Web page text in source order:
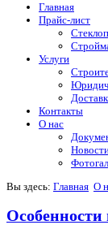
Главная
Прайс-лист
Услуги
Контакты
О нас
Вы здесь: Главная О
Особенности